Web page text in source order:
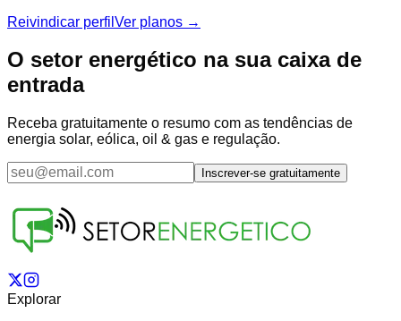
Reivindicar perfil Ver planos →
O setor energético na sua caixa de
entrada
Receba gratuitamente o resumo com as tendências de
energia solar, eólica, oil & gas e regulação.
Inscrever-se gratuitamente
Explorar